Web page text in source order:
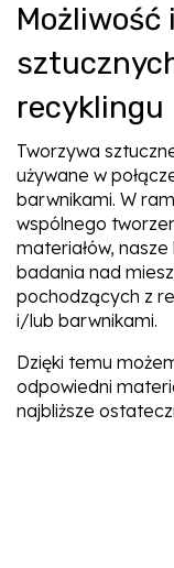
recyklingu
Tworzywa
używane w
barwnikami. W
wspólnego
materiałów,
badania nad
pochodzących z
i/lub barwnikami.
Dzięki temu
odpowiedni
najbliższe